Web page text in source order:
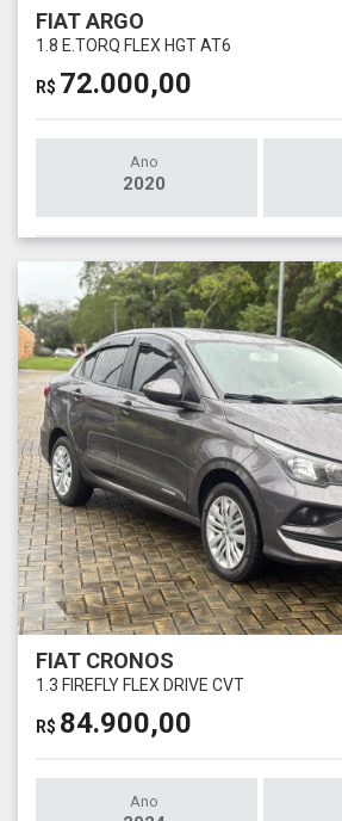
FIAT ARGO
1.8 E.TORQ FLEX HGT AT6
R$ 72.000,00
Ano
2020
FIAT CRONOS
1.3 FIREFLY FLEX DRIVE CVT
R$ 84.900,00
Ano